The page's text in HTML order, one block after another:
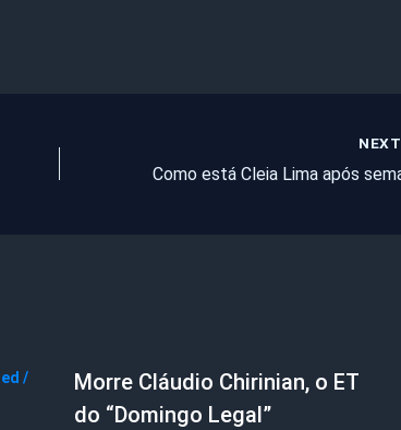
NEXT
/
Morre Cláudio Chirinian, o ET
do “Domingo Legal”